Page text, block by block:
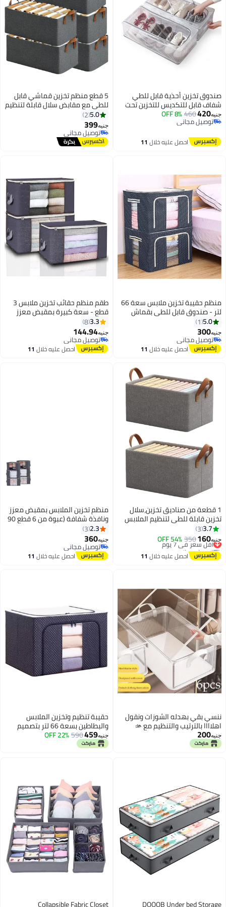
تخزين أحذية قابل للطي
قابل للتكديس للتخزين تحت
السرير رمادي 60×30×15 سم, عبوة
قطعتين
420
460
8% OFF
توصيل مجاني
توصيل مجاني
احصل عليه خلال11
اغسطس
5 قطع منظم تخزين قماشي قابل
للطي مع مقابض سلال قابلة لتنظيم
الالعاب والكتب والارفف والخزانة
صندوق كبير بمقابض استوائي مزيج
القطن والبوليستر رمادي
5.0
2
جنيه399
توصيل مجاني
توصيل مجاني
منظم حقيبة تخزين ملابس سعة 66
- صندوق قابل للطي بقماش
وإطار فولاذي مرئي، منظم
للملابس والمفروشات -
واحدة
5.0
1
300
توصيل مجاني
توصيل مجانياحصل عليه خلال11
اغسطس
طقم منظم حقائب تخزين ملابس 3
قطع - سعة كبيرة بمقبض معزز
وقماش سميك للبطانيات
والمفروشات، تخزين تحت السرير مع
نافذة شفافة، رمادي
3.3
8
جنيه144.94
توصيل مجاني
توصيل مجانياحصل عليه خلال11
اغسطس
1 قطعة من صناديق تخزين،سلال
قابلة للطي لتنظيم الملابس
سم
3.7
3
160
350
54% OFFأقل سعر في 7 يوم
توصيل مجاني
أقل سعر في 7 يوماحصل عليه خلال11
اغسطس
منظم تخزين الملابس بمقبض معزز
ونافذة شفافة (عبوة من 6 قطع 90
لتر ) - 6
2.3
3
جنيه360
توصيل مجاني
توصيل مجانياحصل عليه خلال11
اغسطس
بقي بهدله الشوزات ونقول
اهلاااا بالترتيب والتنظيم مع 🫴
الدريسنج للشوزات👔🌸
جدا لتنظيم الشوزات بطريقه
200
حقيبة تنظيم وتخزين الملابس
والبطاطين بسعة 66 لتر بتصميم
عصري موفر للمساحة وخامات عالية
الجودة
جنيه459
590
22% OFF
DOOOB Under bed
Collapsible Fabric Closet